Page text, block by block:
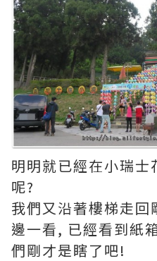
明明就已經在小瑞
呢?
我們又沿著樓梯走
邊一看, 已經看到紙
們剛才是瞎了吧!